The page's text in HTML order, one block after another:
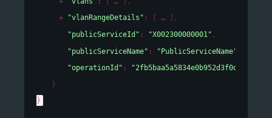
"vlanRangeDetails" :
,
"publicServiceId" : "X002300000001" ,
"publicServiceName" : "PublicServiceName"
"operationId" :
}
}